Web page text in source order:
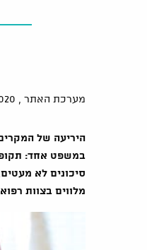
מערכת האתר ,
היריעה של
במשפט אחד:
סיכונים לא
מלווים בצוות